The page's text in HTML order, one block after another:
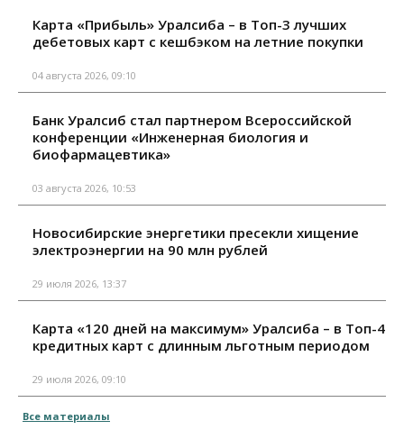
Карта «Прибыль» Уралсиба – в Топ-3 лучших
дебетовых карт с кешбэком на летние покупки
04 августа 2026, 09:10
Банк Уралсиб стал партнером Всероссийской
конференции «Инженерная биология и
биофармацевтика»
03 августа 2026, 10:53
Новосибирские энергетики пресекли хищение
электроэнергии на 90 млн рублей
29 июля 2026, 13:37
Карта «120 дней на максимум» Уралсиба – в Топ-4
кредитных карт с длинным льготным периодом
29 июля 2026, 09:10
Все материалы